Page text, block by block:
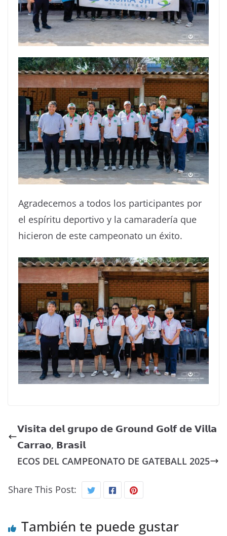
Agradecemos a todos los participantes por
el espíritu deportivo y la camaradería que
hicieron de este campeonato un éxito.
𝗩𝗶𝘀𝗶𝘁𝗮 𝗱𝗲𝗹 𝗴𝗿𝘂𝗽𝗼 𝗱𝗲 𝗚𝗿𝗼𝘂𝗻𝗱 𝗚𝗼𝗹𝗳 𝗱𝗲 𝗩𝗶𝗹𝗹𝗮
𝗖𝗮𝗿𝗿𝗮𝗼, 𝗕𝗿𝗮𝘀𝗶𝗹
ECOS DEL CAMPEONATO DE GATEBALL 2025
Share This Post:
También te puede gustar